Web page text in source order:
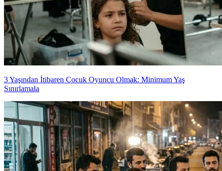
3 Yaşından İtibaren Çocuk Oyuncu Olmak: Minimum Yaş
Sınırlamala